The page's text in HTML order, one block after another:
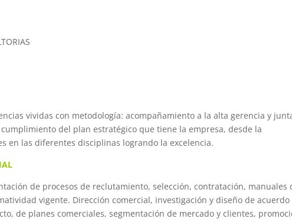
vividas con metodología: acompañamiento a la alta gerencia y
del plan estratégico que tiene la empresa, desde la
en las diferentes disciplinas logrando la excelencia.
de procesos de reclutamiento, selección, contratación, manuales
vigente. Dirección comercial, investigación y diseño de acuerdo
de planes comerciales, segmentación de mercado y clientes,